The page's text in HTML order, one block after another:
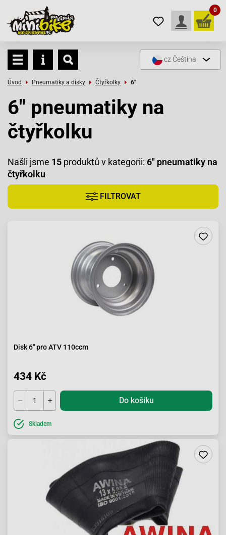
0
cz Čeština
Úvod Pneumatiky a disky Čtyřkolky 6"
6" pneumatiky na
čtyřkolku
Našli jsme 15 produktů v kategorii: 6" pneumatiky na
čtyřkolku
FILTROVAT
Disk 6" pro ATV 110ccm
434 Kč
Do košíku
Skladem